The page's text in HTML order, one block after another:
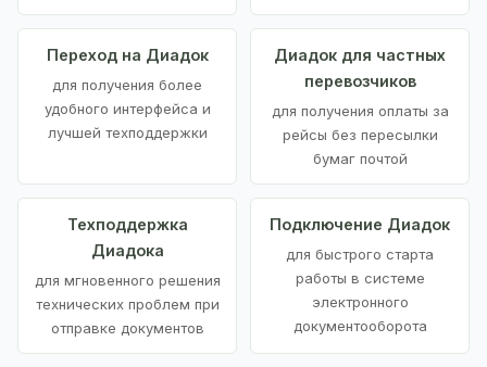
Переход на Диадок
для получения более
удобного интерфейса и
лучшей техподдержки
Диадок для частных
перевозчиков
для получения оплаты за
рейсы без пересылки
бумаг почтой
Техподдержка
Диадока
для мгновенного решения
технических проблем при
отправке документов
Подключение Диадок
для быстрого старта
работы в системе
электронного
документооборота